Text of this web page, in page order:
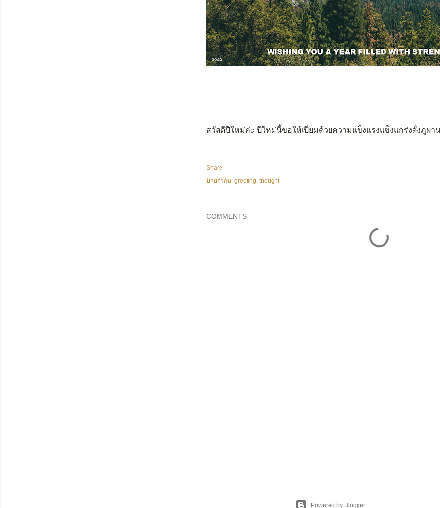
สวัสดีปีใหม่ค่ะ ปีใหม่นี้ขอให้เปี่ยมด้วยความแข็งแรงแข็งแกร่งดั่งภูผา
Share
ป้ายกำกับ: greeting thought
COMMENTS
Powered by Blogger